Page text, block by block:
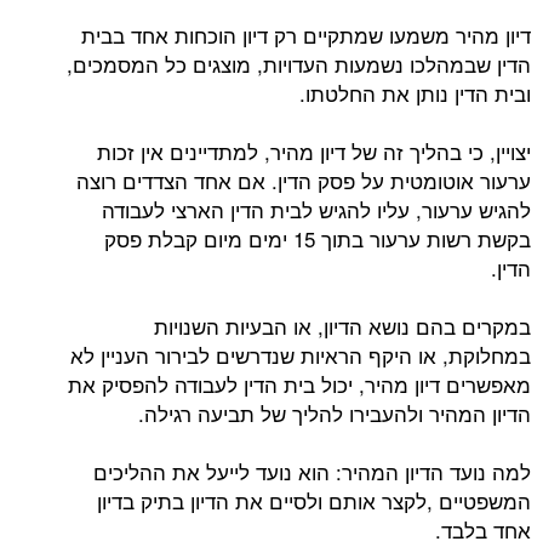
דיון מהיר משמעו שמתקיים רק דיון הוכחות אחד בבית
הדין שבמהלכו נשמעות העדויות, מוצגים כל המסמכים,
ובית הדין נותן את החלטתו.
יצויין, כי בהליך זה של דיון מהיר, למתדיינים אין זכות
ערעור אוטומטית על פסק הדין. אם אחד הצדדים רוצה
להגיש ערעור, עליו להגיש לבית הדין הארצי לעבודה
בקשת רשות ערעור בתוך 15 ימים מיום קבלת פסק
הדין.
במקרים בהם נושא הדיון, או הבעיות השנויות
במחלוקת, או היקף הראיות שנדרשים לבירור העניין לא
מאפשרים דיון מהיר, יכול בית הדין לעבודה להפסיק את
הדיון המהיר ולהעבירו להליך של תביעה רגילה.
למה נועד הדיון המהיר: הוא נועד לייעל את ההליכים
המשפטיים ,לקצר אותם ולסיים את הדיון בתיק בדיון
אחד בלבד.